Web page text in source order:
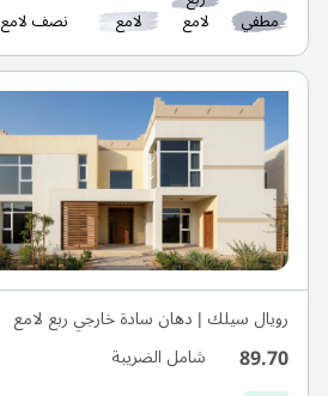
مطفي لامع لامع نصف لامع
رويال سيلك | دهان سادة خارجي ربع لامع
89.70 شامل الضريبة